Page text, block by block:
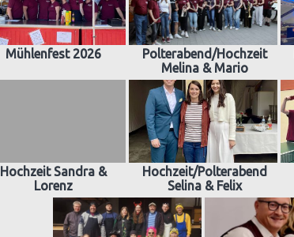
Mühlenfest 2026
Polterabend/Hochzeit
Melina & Mario
Hochzeit Sandra &
Lorenz
Hochzeit/Polterabend
Selina & Felix